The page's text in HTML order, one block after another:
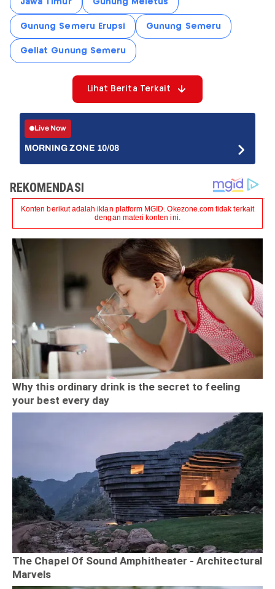
Gunung Semeru Erupsi Gunung Semeru
Geliat Gunung Semeru
Lihat Berita Terkait
Live Now
MORNING ZONE 10/08